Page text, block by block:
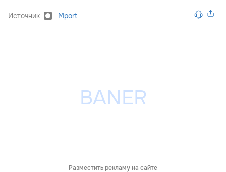
Источник Mport
Разместить рекламу на сайте